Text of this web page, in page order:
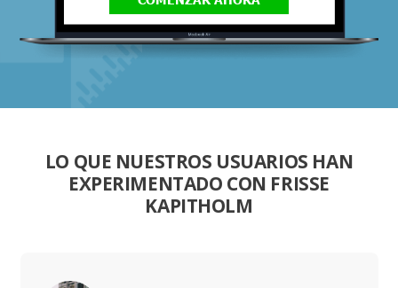
LO QUE NUESTROS USUARIOS HAN
EXPERIMENTADO CON FRISSE
KAPITHOLM